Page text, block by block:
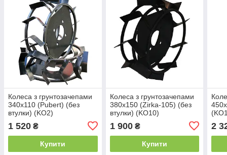
Колеса з грунтозачепами
340х110 (Pubert) (без
втулки) (KO2)
1 520 ₴
Купити
Колеса з грунтозачепами
380х150 (Zirka-105) (без
втулки) (KO10)
1 900₴
Купити
2